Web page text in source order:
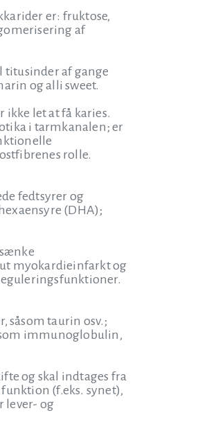
er: fruktose,
af
titusinder af gange
og alli sweet.
let at få karies.
i tarmkanalen; er
rolle.
fedtsyrer og
(DHA);
myokardieinfarkt og
såsom taurin osv.;
immunoglobulin,
og skal indtages fra
(f.eks. synet),
lever- og